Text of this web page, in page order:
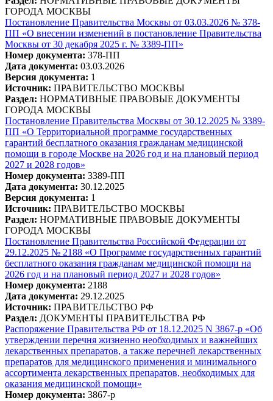
ГОРОДА МОСКВЫ
Постановление Правительства Москвы от 03.03.2026 № 378-
ПП «О внесении изменений в постановление Правительства
Москвы от 30 декабря 2025 г. № 3389-ПП»
Номер документа: 378-ПП
Дата документа: 03.03.2026
Версия документа: 1
Источник: ПРАВИТЕЛЬСТВО МОСКВЫ
Раздел: НОРМАТИВНЫЕ ПРАВОВЫЕ ДОКУМЕНТЫ
ГОРОДА МОСКВЫ
Постановление Правительства Москвы от 30.12.2025 № 3389-
ПП «О Территориальной программе государственных
гарантий бесплатного оказания гражданам медицинской
помощи в городе Москве на 2026 год и на плановый период
2027 и 2028 годов»
Номер документа: 3389-ПП
Дата документа: 30.12.2025
Версия документа: 1
Источник: ПРАВИТЕЛЬСТВО МОСКВЫ
Раздел: НОРМАТИВНЫЕ ПРАВОВЫЕ ДОКУМЕНТЫ
ГОРОДА МОСКВЫ
Постановление Правительства Российской Федерации от
29.12.2025 № 2188 «О Программе государственных гарантий
бесплатного оказания гражданам медицинской помощи на
2026 год и на плановый период 2027 и 2028 годов»
Номер документа: 2188
Дата документа: 29.12.2025
Источник: ПРАВИТЕЛЬСТВО РФ
Раздел: ДОКУМЕНТЫ ПРАВИТЕЛЬСТВА РФ
Распоряжение Правительства РФ от 18.12.2025 N 3867-р «Об
утверждении перечня жизненно необходимых и важнейших
лекарственных препаратов, а также перечней лекарственных
препаратов для медицинского применения и минимального
ассортимента лекарственных препаратов, необходимых для
оказания медицинской помощи»
Номер документа: 3867-р